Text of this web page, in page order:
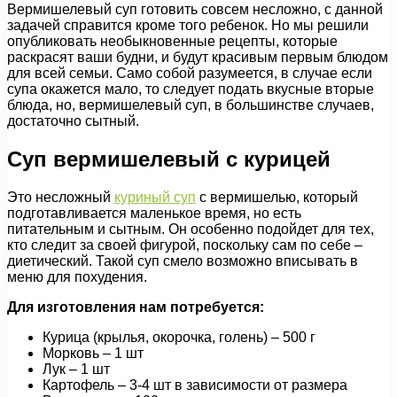
Вермишелевый суп готовить совсем несложно, с данной
задачей справится кроме того ребенок. Но мы решили
опубликовать необыкновенные рецепты, которые
раскрасят ваши будни, и будут красивым первым блюдом
для всей семьи. Само собой разумеется, в случае если
супа окажется мало, то следует подать вкусные вторые
блюда, но, вермишелевый суп, в большинстве случаев,
достаточно сытный.
Суп вермишелевый с курицей
Это несложный куриный суп с вермишелью, который
подготавливается маленькое время, но есть
питательным и сытным. Он особенно подойдет для тех,
кто следит за своей фигурой, поскольку сам по себе –
диетический. Такой суп смело возможно вписывать в
меню для похудения.
Для изготовления нам потребуется:
Курица (крылья, окорочка, голень) – 500 г
Морковь – 1 шт
Лук – 1 шт
Картофель – 3-4 шт в зависимости от размера